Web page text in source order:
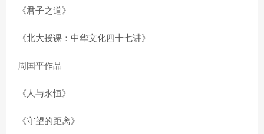
《君子之道》
《北大授课：中华文化四十七讲》
周国平作品
《人与永恒》
《守望的距离》